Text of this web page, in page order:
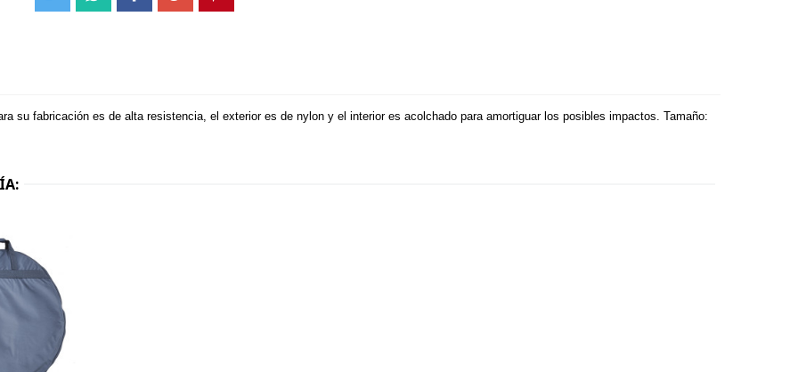
su fabricación es de alta resistencia, el exterior es de nylon y el interior es acolchado para amortiguar los posibles impactos. Tamaño: